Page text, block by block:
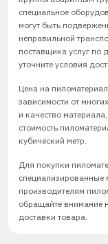
специальное
могут быть
неправильной
поставщика услуг по
уточните условия
Цена на
зависимости от
и качество
стоимость
кубический метр.
Для покупки
специализированные
производителям
обращайте внимание
доставки товара.